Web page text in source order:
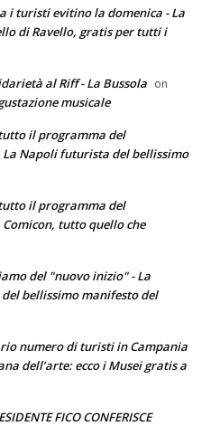
i turisti evitino la domenica - La
di Ravello, gratis per tutti i
al Riff - La Bussola on
musicale
il programma del
La Napoli futurista del bellissimo
il programma del
Comicon, tutto quello che
del "nuovo inizio" - La
bellissimo manifesto del
numero di turisti in Campania
dell’arte: ecco i Musei gratis a
FICO CONFERISCE